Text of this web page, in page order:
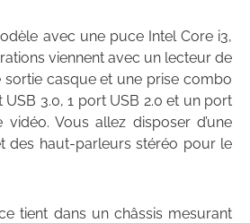
avec une puce Intel Core i3,
viennent avec un lecteur de
casque et une prise combo
3.0, 1 port USB 2.0 et un port
Vous allez disposer d’une
des haut-parleurs stéréo pour le
tient dans un châssis mesurant